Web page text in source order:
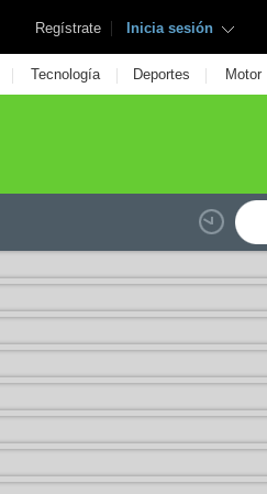
Regístrate | Inicia sesión
| Tecnología | Deportes | Motor